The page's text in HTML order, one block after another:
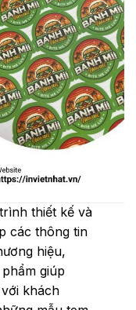
thiết kế và
các thông tin
hiệu,
giúp
khách